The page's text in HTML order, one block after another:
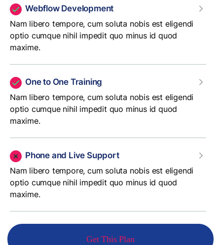
Webflow Development
Nam libero tempore, cum soluta nobis est eligendi
optio cumque nihil impedit quo minus id quod
maxime.
One to One Training
Nam libero tempore, cum soluta nobis est eligendi
optio cumque nihil impedit quo minus id quod
maxime.
Phone and Live Support
Nam libero tempore, cum soluta nobis est eligendi
optio cumque nihil impedit quo minus id quod
maxime.
Get This Plan